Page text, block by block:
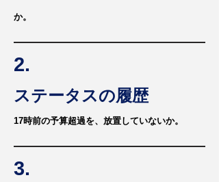
か。
2.
ステータスの履歴
17時前の予算超過を、放置していないか。
3.